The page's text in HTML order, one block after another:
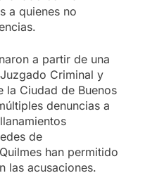
a quienes no
a partir de una
Criminal y
la Ciudad de Buenos
denuncias a
de
han permitido
las acusaciones.